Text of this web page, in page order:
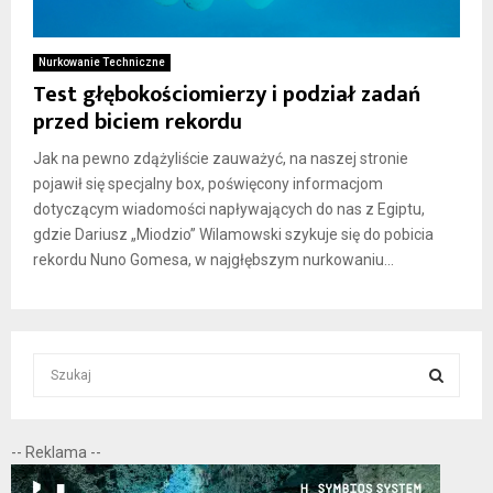
Nurkowanie Techniczne
Test głębokościomierzy i podział zadań
przed biciem rekordu
Jak na pewno zdążyliście zauważyć, na naszej stronie
pojawił się specjalny box, poświęcony informacjom
dotyczącym wiadomości napływających do nas z Egiptu,
gdzie Dariusz „Miodzio” Wilamowski szykuje się do pobicia
rekordu Nuno Gomesa, w najgłębszym nurkowaniu...
c
h
E
-- Reklama --